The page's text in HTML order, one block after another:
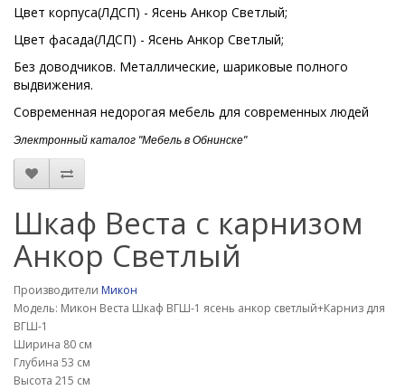
Цвет корпуса(ЛДСП) - Ясень Анкор Светлый;
Цвет фасада(ЛДСП) - Ясень Анкор Светлый;
Без доводчиков. Металлические, шариковые полного
выдвижения.
Современная недорогая мебель для современных людей
Электронный каталог "Мебель в Обнинске"
Шкаф Веста с карнизом
Анкор Светлый
Производители Микон
Модель: Микон Веста Шкаф ВГШ-1 ясень анкор светлый+Карниз для
ВГШ-1
Ширина 80 см
Глубина 53 см
Высота 215 см